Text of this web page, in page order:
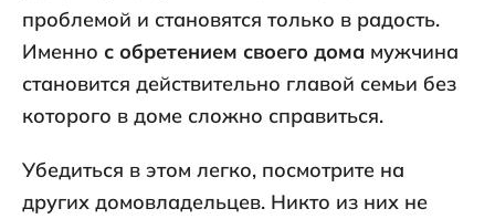
проблемой и становятся только в радость.
Именно с обретением своего дома мужчина
становится действительно главой семьи без
которого в доме сложно справиться.
Убедиться в этом легко, посмотрите на
других домовладельцев. Никто из них не